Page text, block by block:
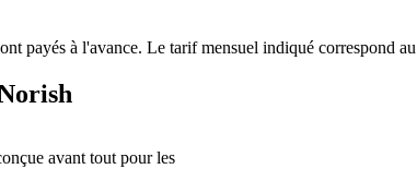
payés à l'avance. Le tarif mensuel indiqué correspond
avant tout pour les